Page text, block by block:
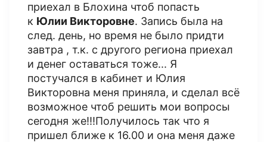
приехал в Блохина чтоб попасть
к Юлии Викторовне. Запись была на
след. день, но время не было придти
завтра , т.к. с другого региона приехал
и денег оставаться тоже... Я
постучался в кабинет и Юлия
Викторовна меня приняла, и сделал всё
возможное чтоб решить мои вопросы
сегодня же!!!Получилось так что я
пришел ближе к 16.00 и она меня даже